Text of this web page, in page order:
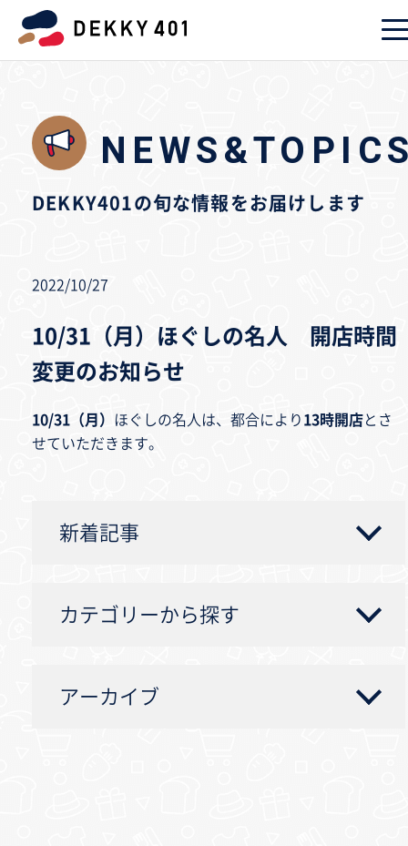
DEKKY401の旬な情報をお届けします
2022/10/27
10/31（月）ほぐしの名人 開店時間
変更のお知らせ
10/31（月） ほぐしの名人は、都合により 13時開店とさ
せていただきます。
新着記事
カテゴリーから探す
アーカイブ